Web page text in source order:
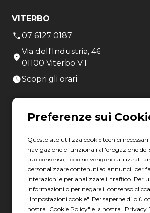
VITERBO
07 6127 0187
Via dell'Industria, 46
01100 Viterbo VT
Scopri gli orari
06 8880 8401
Via Torre la Felce, 41/bis
04010 Latina LT
Scopri gli orari
Questo sito utilizza cookie tecnici necessari
navigazione e funzionali all'erogazione del
tuo consenso, i cookie vengono utilizzati
personalizzare contenuti ed annunci, per
interazioni e per analizzare il traffico. Per
informazioni o per negare il consenso
"Impostazioni cookie". Per saperne di più
nostra "Cookie Policy" e la nostra "Privacy